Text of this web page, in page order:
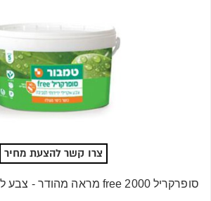
צרו קשר להצעת מחיר
סופרקריל free 2000 מראה מהודר - צבע לקירות פנים - טמבור